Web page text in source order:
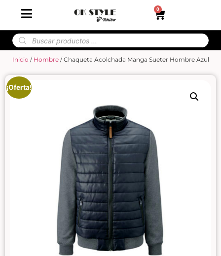
0
Inicio / Hombre/ Chaqueta Acolchada Manga Sueter Hombre Azul
¡Oferta!